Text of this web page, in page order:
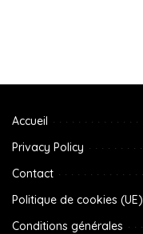
Accueil
Privacy Policy
Contact
Politique de cookies (UE)
Conditions générales